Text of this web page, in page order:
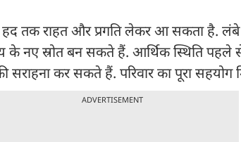
तक राहत और प्रगति लेकर आ सकता है.
स्रोत बन सकते हैं. आर्थिक स्थिति पहले
कर सकते हैं. परिवार का पूरा
ADVERTISEMENT